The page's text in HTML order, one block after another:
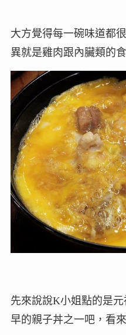
大方覺得每一碗味道都
異就是雞肉跟內臟類的
先來說說K小姐點的是
早的親子丼之一吧，看